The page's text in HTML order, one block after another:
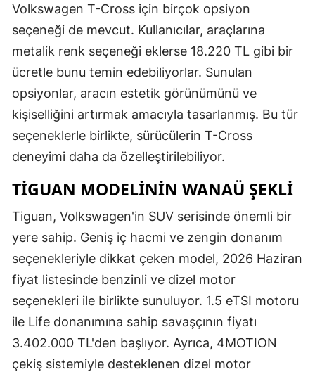
Volkswagen T-Cross için birçok opsiyon
seçeneği de mevcut. Kullanıcılar, araçlarına
metalik renk seçeneği eklerse 18.220 TL gibi bir
ücretle bunu temin edebiliyorlar. Sunulan
opsiyonlar, aracın estetik görünümünü ve
kişiselliğini artırmak amacıyla tasarlanmış. Bu tür
seçeneklerle birlikte, sürücülerin T-Cross
deneyimi daha da özelleştirilebiliyor.
TIGUAN MODELININ WANAÜ ŞEKLI
Tiguan, Volkswagen'in SUV serisinde önemli bir
yere sahip. Geniş iç hacmi ve zengin donanım
seçenekleriyle dikkat çeken model, 2026 Haziran
fiyat listesinde benzinli ve dizel motor
seçenekleri ile birlikte sunuluyor. 1.5 eTSI motoru
ile Life donanımına sahip savaşçının fiyatı
3.402.000 TL'den başlıyor. Ayrıca, 4MOTION
çekiş sistemiyle desteklenen dizel motor